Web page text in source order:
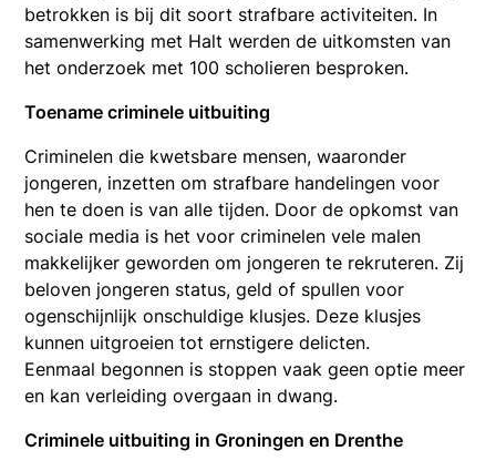
betrokken is bij dit soort strafbare activiteiten. In
samenwerking met Halt werden de uitkomsten van
het onderzoek met 100 scholieren besproken.
Toename criminele uitbuiting
Criminelen die kwetsbare mensen, waaronder
jongeren, inzetten om strafbare handelingen voor
hen te doen is van alle tijden. Door de opkomst van
sociale media is het voor criminelen vele malen
makkelijker geworden om jongeren te rekruteren. Zij
beloven jongeren status, geld of spullen voor
ogenschijnlijk onschuldige klusjes. Deze klusjes
kunnen uitgroeien tot ernstigere delicten.
Eenmaal begonnen is stoppen vaak geen optie meer
en kan verleiding overgaan in dwang.
Criminele uitbuiting in Groningen en Drenthe